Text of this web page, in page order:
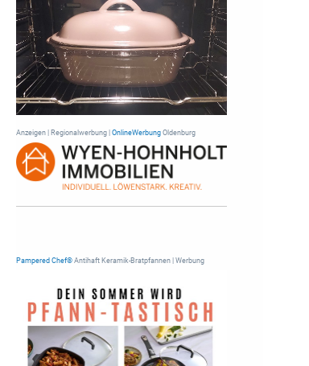
Anzeigen | Regionalwerbung | OnlineWerbungOldenburg
Pampered Chef®Antihaft Keramik-Bratpfannen | Werbung